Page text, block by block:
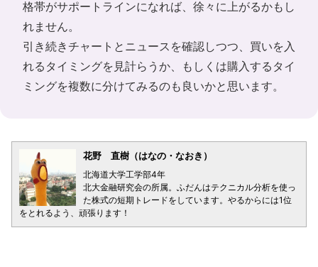
格帯がサポートラインになれば、徐々に上がるかもし
れません。
引き続きチャートとニュースを確認しつつ、買いを入
れるタイミングを見計らうか、もしくは購入するタイ
ミングを複数に分けてみるのも良いかと思います。
花野 直樹（はなの・なおき）
北海道大学工学部4年
北大金融研究会の所属。ふだんはテクニカル分析を使っ
た株式の短期トレードをしています。やるからには1位
をとれるよう、頑張ります！